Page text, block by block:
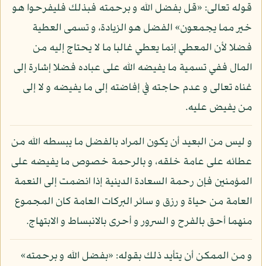
قوله تعالى: «قل بفضل الله و برحمته فبذلك فليفرحوا هو
خير مما يجمعون» الفضل هو الزيادة، و تسمى العطية
فضلا لأن المعطي إنما يعطي غالبا ما لا يحتاج إليه من
المال ففي تسمية ما يفيضه الله على عباده فضلا إشارة إلى
غناه تعالى و عدم حاجته في إفاضته إلى ما يفيضه و لا إلى
من يفيض عليه.
و ليس من البعيد أن يكون المراد بالفضل ما يبسطه الله من
عطائه على عامة خلقه، و بالرحمة خصوص ما يفيضه على
المؤمنين فإن رحمة السعادة الدينية إذا انضمت إلى النعمة
العامة من حياة و رزق و سائر البركات العامة كان المجموع
منهما أحق بالفرح و السرور و أحرى بالانبساط و الابتهاج.
و من الممكن أن يتأيد ذلك بقوله: «بفضل الله و برحمته»